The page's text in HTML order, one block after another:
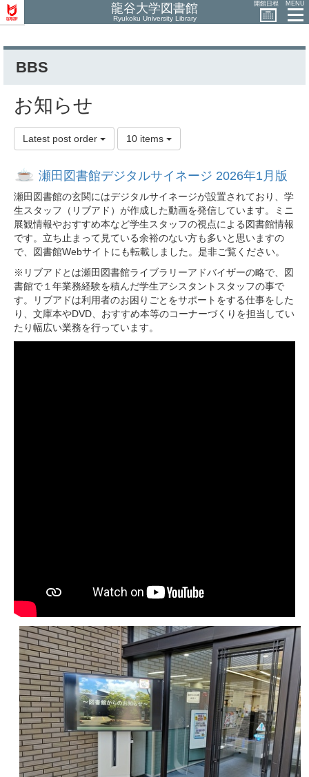
龍谷大学図書館
Ryukoku University Library
開館日程 MENU
BBS
お知らせ
Latest post order 10 items
瀬田図書館デジタルサイネージ 2026年1月版
瀬田図書館の玄関にはデジタルサイネージが設置されており、学
生スタッフ（リブアド）が作成した動画を発信しています。ミニ
展観情報やおすすめ本など学生スタッフの視点による図書館情報
です。立ち止まって見ている余裕のない方も多いと思いますの
で、図書館Webサイトにも転載しました。是非ご覧ください。
※リブアドとは瀬田図書館ライブラリーアドバイザーの略で、図
書館で１年業務経験を積んだ学生アシスタントスタッフの事で
す。リブアドは利用者のお困りごとをサポートをする仕事をした
り、文庫本やDVD、おすすめ本等のコーナーづくりを担当してい
たり幅広い業務を行っています。